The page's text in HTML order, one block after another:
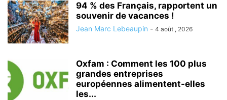
94 % des Français, rapportent un
souvenir de vacances !
Jean Marc Lebeaupin - 4 août , 2026
Oxfam : Comment les 100 plus
grandes entreprises
européennes alimentent-elles
les...